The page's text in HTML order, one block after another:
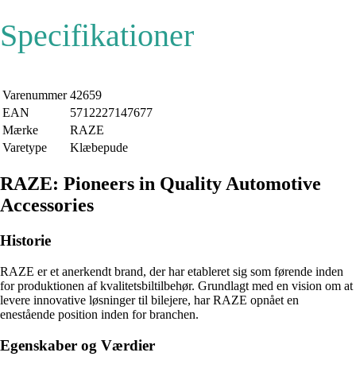
Specifikationer
Varenummer 42659
EAN
5712227147677
Mærke
RAZE
Varetype
Klæbepude
RAZE: Pioneers in Quality Automotive
Accessories
Historie
RAZE er et anerkendt brand, der har etableret sig som førende inden
for produktionen af kvalitetsbiltilbehør. Grundlagt med en vision om at
levere innovative løsninger til bilejere, har RAZE opnået en
enestående position inden for branchen.
Egenskaber og Værdier